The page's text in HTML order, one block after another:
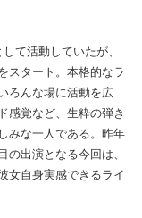
て活動していたが、
スタート。本格的なラ
ろんな場に活動を広
感覚など、生粋の弾き
みな一人である。昨年
出演となる今回は、
女自身実感できるライ